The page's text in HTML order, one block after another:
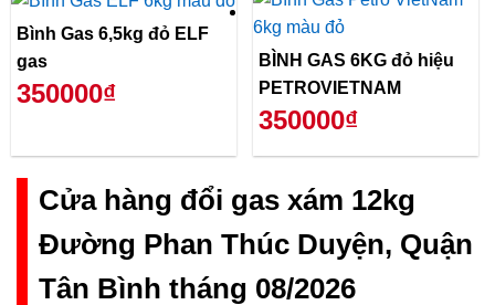
Bình Gas 6,5kg đỏ ELF
gas
350000₫
BÌNH GAS 6KG đỏ hiệu
PETROVIETNAM
350000₫
Cửa hàng đổi gas xám 12kg
Đường Phan Thúc Duyện, Quận
Tân Bình tháng 08/2026